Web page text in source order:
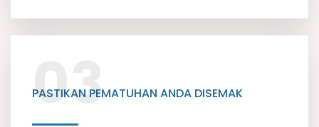
03
PASTIKAN PEMATUHAN ANDA DISEMAK